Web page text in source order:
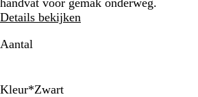
te
zwenken
handvat voor gemak onderweg.
Details bekijken
Aantal
Kleur*Zwart